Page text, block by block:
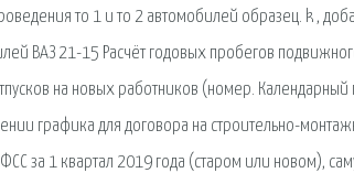
то 1 и то 2 автомобилей образец. k ,
ВАЗ 21-15 Расчёт годовых пробегов
на новых работников (номер. Календарный
графика для договора на строительно-
за 1 квартал 2019 года (старом или новом),